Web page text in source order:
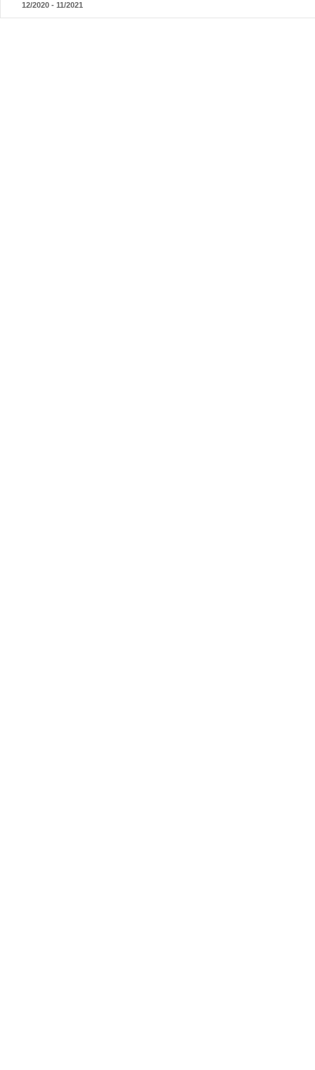
12/2020 - 11/2021